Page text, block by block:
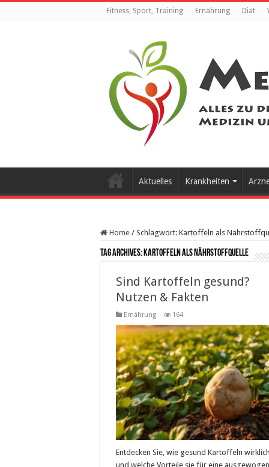
Fitness, Sport, Training Ernährung Diät
Aktuelles Krankheiten
Home / Schlagwort: Kartoffeln als
Tag Archives: Kartoffeln als Nährstoffquelle
Sind Kartoffeln gesund?
Nutzen & Fakten
Ernährung 164
Entdecken Sie, wie gesund Kartoffeln
und welche Vorteile sie für eine